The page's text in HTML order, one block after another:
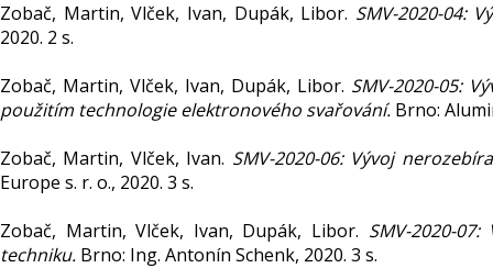
Zobač, Martin, Vlček, Ivan, Dupák, Libor. SMV-2020-04:
2020. 2 s.
Zobač, Martin, Vlček, Ivan, Dupák, Libor. SMV-2020-05:
použitím technologie elektronového svařování. Brno:
Zobač, Martin, Vlček, Ivan. SMV-2020-06: Vývoj
Europe s. r. o., 2020. 3 s.
Zobač, Martin, Vlček, Ivan, Dupák, Libor. SMV-2020-
techniku. Brno: Ing. Antonín Schenk, 2020. 3 s.